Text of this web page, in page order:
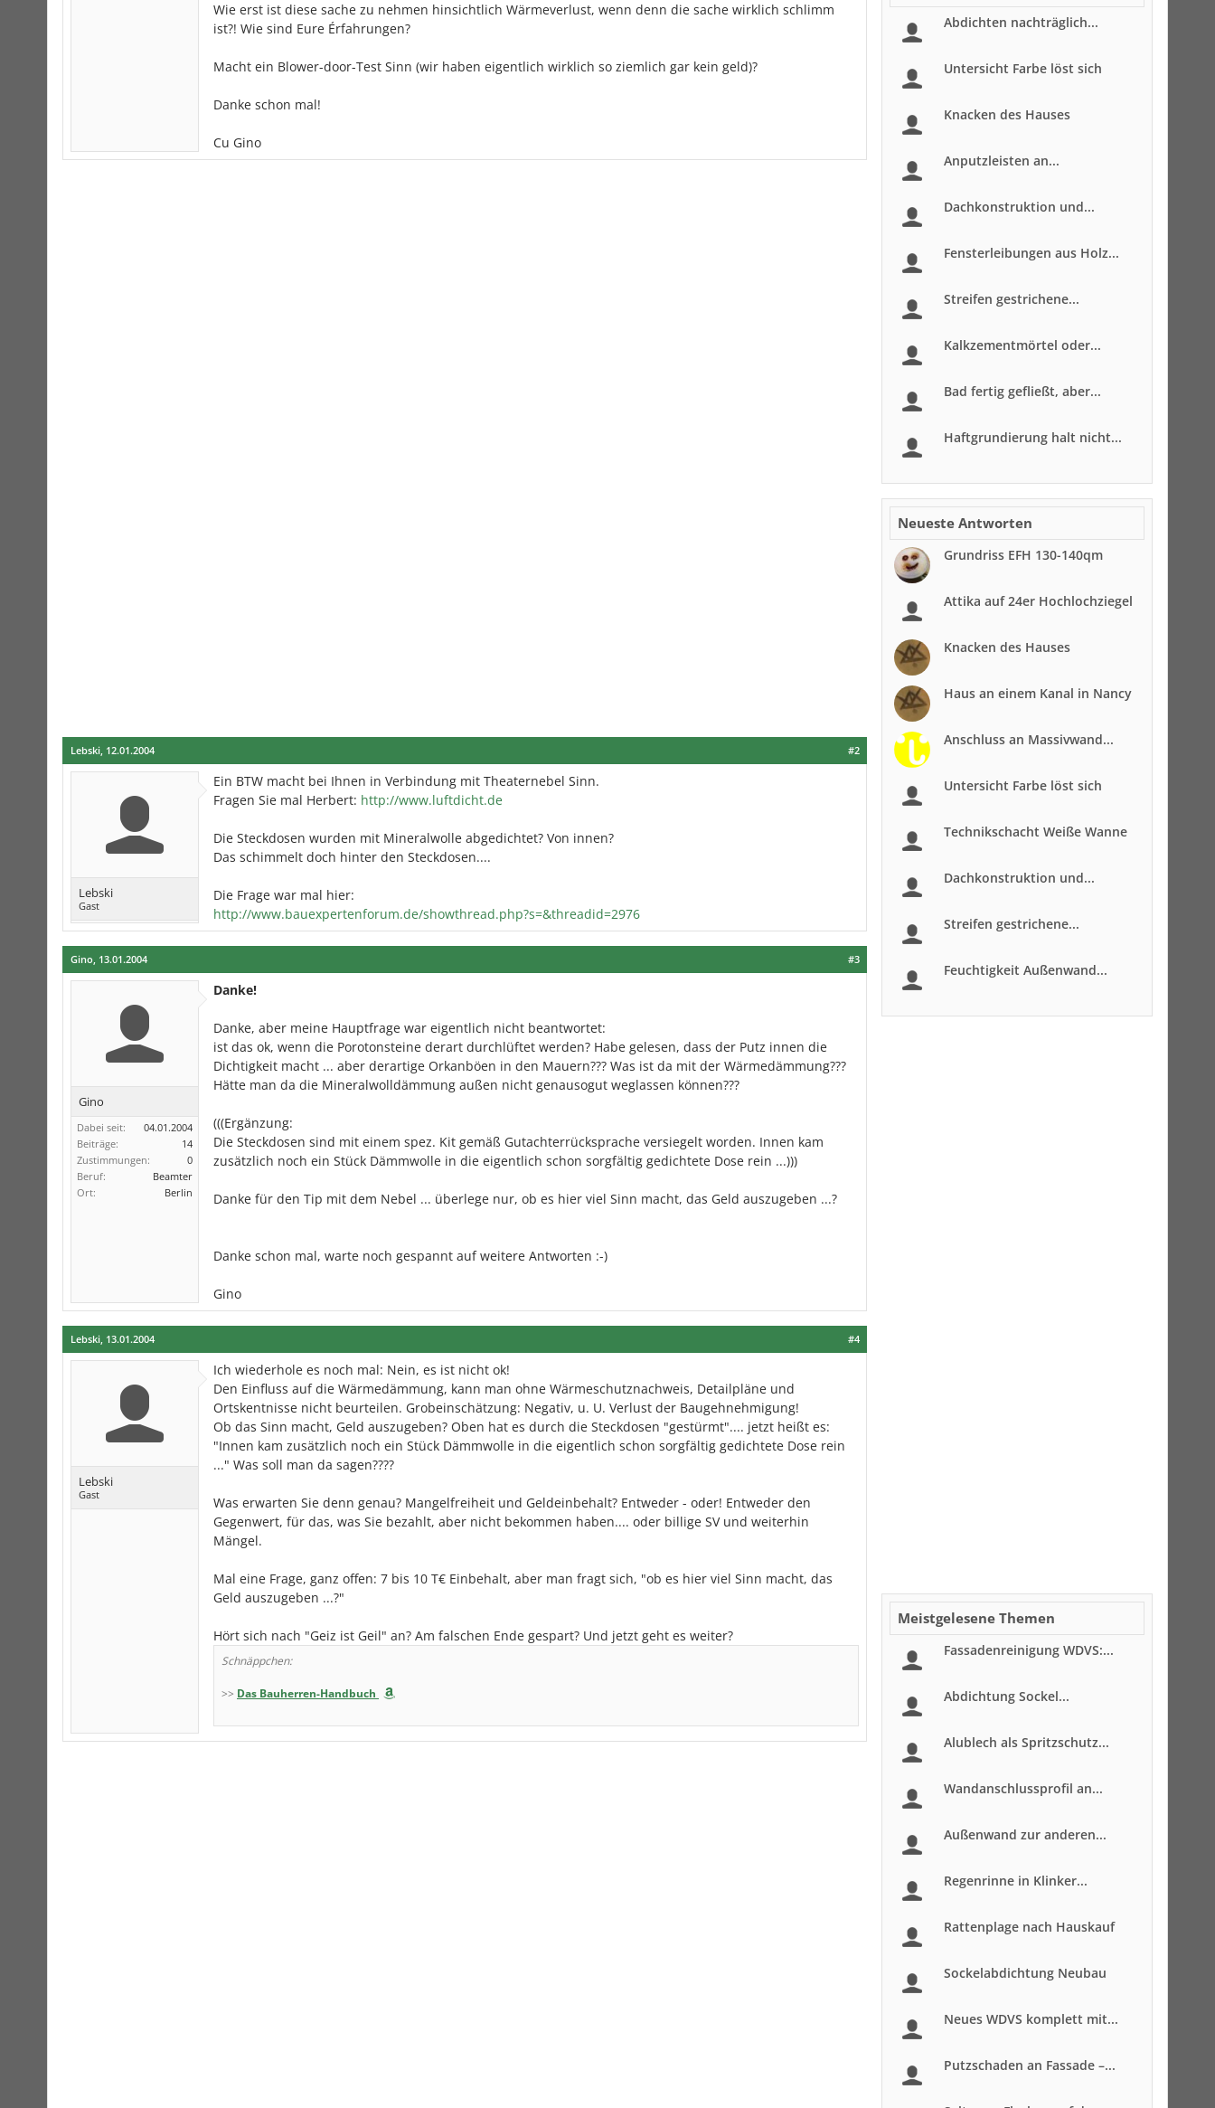
Wie erst ist diese sache zu nehmen hinsichtlich Wärmeverlust, wenn denn die sache wirklich schlimm
ist?! Wie sind Eure Érfahrungen?
Macht ein Blower-door-Test Sinn (wir haben eigentlich wirklich so ziemlich gar kein geld)?
Danke schon mal!
Cu Gino
#2
Lebski, 12.01.2004
Lebski
Gast
Ein BTW macht bei Ihnen in Verbindung mit Theaternebel Sinn.
Fragen Sie mal Herbert: http://www.luftdicht.de
Die Steckdosen wurden mit Mineralwolle abgedichtet? Von innen?
Das schimmelt doch hinter den Steckdosen....
Die Frage war mal hier:
http://www.bauexpertenforum.de/showthread.php?s=&threadid=2976
#3
Gino, 13.01.2004
Gino
Dabei seit:
04.01.2004
Beiträge:
14
Zustimmungen:
0
Beruf:
Beamter
Ort:
Berlin
Danke!
Danke, aber meine Hauptfrage war eigentlich nicht beantwortet:
ist das ok, wenn die Porotonsteine derart durchlüftet werden? Habe gelesen, dass der Putz innen die
Dichtigkeit macht ... aber derartige Orkanböen in den Mauern??? Was ist da mit der Wärmedämmung???
Hätte man da die Mineralwolldämmung außen nicht genausogut weglassen können???
(((Ergänzung:
Die Steckdosen sind mit einem spez. Kit gemäß Gutachterrücksprache versiegelt worden. Innen kam
zusätzlich noch ein Stück Dämmwolle in die eigentlich schon sorgfältig gedichtete Dose rein ...)))
Danke für den Tip mit dem Nebel ... überlege nur, ob es hier viel Sinn macht, das Geld auszugeben ...?
Danke schon mal, warte noch gespannt auf weitere Antworten :-)
Gino
#4
Lebski, 13.01.2004
Lebski
Gast
Ich wiederhole es noch mal: Nein, es ist nicht ok!
Den Einfluss auf die Wärmedämmung, kann man ohne Wärmeschutznachweis, Detailpläne und
Ortskentnisse nicht beurteilen. Grobeinschätzung: Negativ, u. U. Verlust der Baugehnehmigung!
Ob das Sinn macht, Geld auszugeben? Oben hat es durch die Steckdosen "gestürmt".... jetzt heißt es:
"Innen kam zusätzlich noch ein Stück Dämmwolle in die eigentlich schon sorgfältig gedichtete Dose rein
..." Was soll man da sagen????
Was erwarten Sie denn genau? Mangelfreiheit und Geldeinbehalt? Entweder - oder! Entweder den
Gegenwert, für das, was Sie bezahlt, aber nicht bekommen haben.... oder billige SV und weiterhin
Mängel.
Mal eine Frage, ganz offen: 7 bis 10 T€ Einbehalt, aber man fragt sich, "ob es hier viel Sinn macht, das
Geld auszugeben ...?"
Hört sich nach "Geiz ist Geil" an? Am falschen Ende gespart? Und jetzt geht es weiter?
Schnäppchen:
>> Das Bauherren-Handbuch
Abdichten nachträglich...
Untersicht Farbe löst sich
Knacken des Hauses
Anputzleisten an...
Dachkonstruktion und...
Fensterleibungen aus Holz...
Streifen gestrichene...
Kalkzementmörtel oder...
Bad fertig gefließt, aber...
Haftgrundierung halt nicht...
Neueste Antworten
Grundriss EFH 130-140qm
Attika auf 24er Hochlochziegel
Knacken des Hauses
Haus an einem Kanal in Nancy
Anschluss an Massivwand...
Untersicht Farbe löst sich
Technikschacht Weiße Wanne
Dachkonstruktion und...
Streifen gestrichene...
Feuchtigkeit Außenwand...
Meistgelesene Themen
Fassadenreinigung WDVS:...
Abdichtung Sockel...
Alublech als Spritzschutz...
Wandanschlussprofil an...
Außenwand zur anderen...
Regenrinne in Klinker...
Rattenplage nach Hauskauf
Sockelabdichtung Neubau
Neues WDVS komplett mit...
Putzschaden an Fassade –...